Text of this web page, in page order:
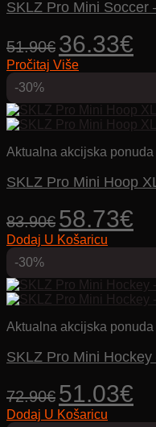
SKLZ Pro Mini Soccer
51.90€
Izvorna
cijena
bila
36.33€
Pročitaj Više
-30%
Aktualna akcijska ponuda
SKLZ Pro Mini Hoop
83.90€
Izvorna
cijena
bila
58.73€
Dodaj U Košaricu
-30%
Aktualna akcijska ponuda
SKLZ Pro Mini
72.90€
Izvorna
cijena
bila
51.03€
Dodaj U Košaricu